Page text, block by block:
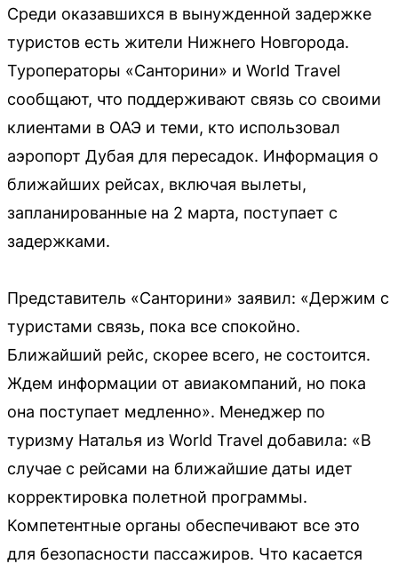
Среди оказавшихся в вынужденной задержке
туристов есть жители Нижнего Новгорода.
Туроператоры «Санторини» и World Travel
сообщают, что поддерживают связь со своими
клиентами в ОАЭ и теми, кто использовал
аэропорт Дубая для пересадок. Информация о
ближайших рейсах, включая вылеты,
запланированные на 2 марта, поступает с
задержками.
Представитель «Санторини» заявил: «Держим с
туристами связь, пока все спокойно.
Ближайший рейс, скорее всего, не состоится.
Ждем информации от авиакомпаний, но пока
она поступает медленно». Менеджер по
туризму Наталья из World Travel добавила: «В
случае с рейсами на ближайшие даты идет
корректировка полетной программы.
Компетентные органы обеспечивают все это
для безопасности пассажиров. Что касается